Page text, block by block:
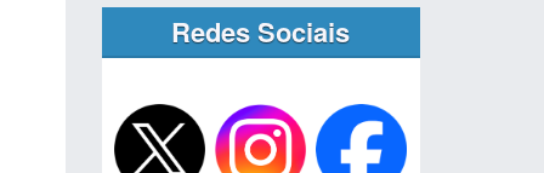
Redes Sociais